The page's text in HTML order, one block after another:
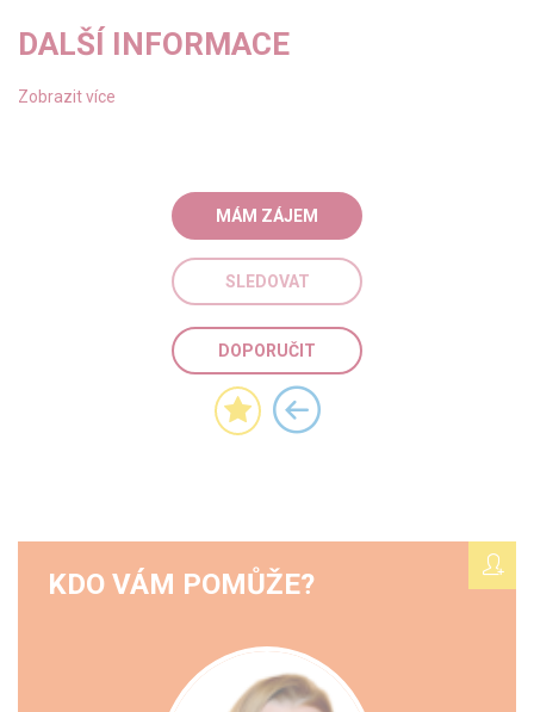
DALŠÍ INFORMACE
Zobrazit více
MÁM ZÁJEM
SLEDOVAT
DOPORUČIT
KDO VÁM POMŮŽE?